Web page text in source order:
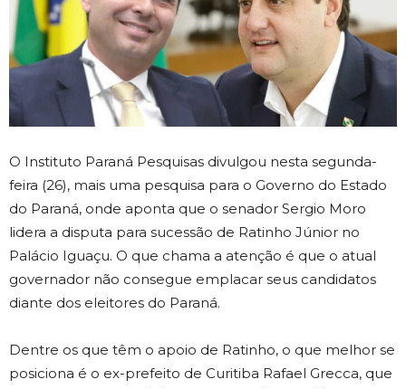
O Instituto Paraná Pesquisas divulgou nesta segunda-
feira (26), mais uma pesquisa para o Governo do Estado
do Paraná, onde aponta que o senador Sergio Moro
lidera a disputa para sucessão de Ratinho Júnior no
Palácio Iguaçu. O que chama a atenção é que o atual
governador não consegue emplacar seus candidatos
diante dos eleitores do Paraná.
Dentre os que têm o apoio de Ratinho, o que melhor se
posiciona é o ex-prefeito de Curitiba Rafael Grecca, que